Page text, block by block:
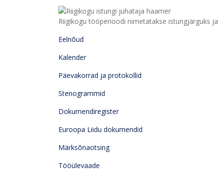
Riigikogu tööperioodi nimetatakse istungjärguks
Eelnõud
Kalender
Päevakorrad ja protokollid
Stenogrammid
Dokumendiregister
Euroopa Liidu dokumendid
Märksõnaotsing
Tööülevaade